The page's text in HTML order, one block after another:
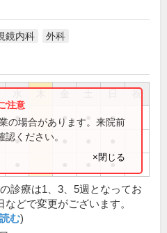
鏡内科 外科
祝
● ● ●
●
●
の場合があります。来院前
ください。
×閉じる
診療は1、3、5週となってお
などで変更がございます。
む)